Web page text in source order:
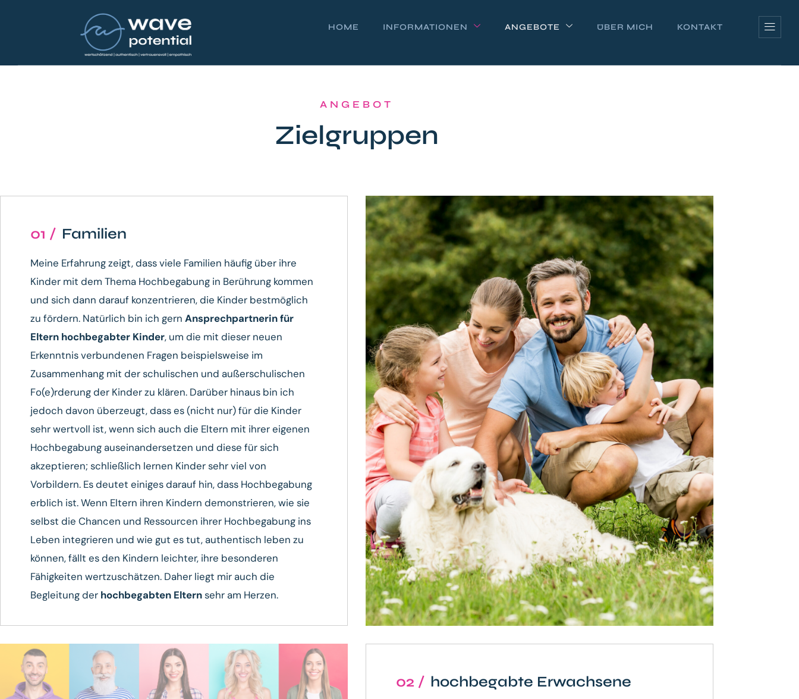
HOME INFORMATIONEN ANGEBOTE ÜBER MICH KONTAKT
ANGEBOT
Zielgruppen
01 / Familien
Meine Erfahrung zeigt, dass viele Familien häufig über ihre
Kinder mit dem Thema Hochbegabung in Berührung kommen
und sich dann darauf konzentrieren, die Kinder bestmöglich
zu fördern. Natürlich bin ich gern Ansprechpartnerin für
Eltern hochbegabter Kinder, um die mit dieser neuen
Erkenntnis verbundenen Fragen beispielsweise im
Zusammenhang mit der schulischen und außerschulischen
Fo(e)rderung der Kinder zu klären. Darüber hinaus bin ich
jedoch davon überzeugt, dass es (nicht nur) für die Kinder
sehr wertvoll ist, wenn sich auch die Eltern mit ihrer eigenen
Hochbegabung auseinandersetzen und diese für sich
akzeptieren; schließlich lernen Kinder sehr viel von
Vorbildern. Es deutet einiges darauf hin, dass Hochbegabung
erblich ist. Wenn Eltern ihren Kindern demonstrieren, wie sie
selbst die Chancen und Ressourcen ihrer Hochbegabung ins
Leben integrieren und wie gut es tut, authentisch leben zu
können, fällt es den Kindern leichter, ihre besonderen
Fähigkeiten wertzuschätzen. Daher liegt mir auch die
Begleitung der hochbegabten Elternsehr am Herzen.
02 / hochbegabte Erwachsene